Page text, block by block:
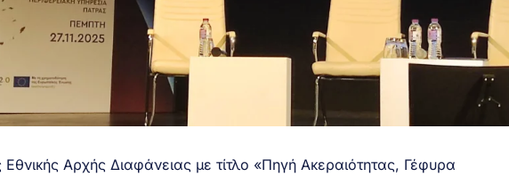
Εθνικής Αρχής Διαφάνειας με τίτλο «Πηγή Ακεραιότητας, Γέφυρα